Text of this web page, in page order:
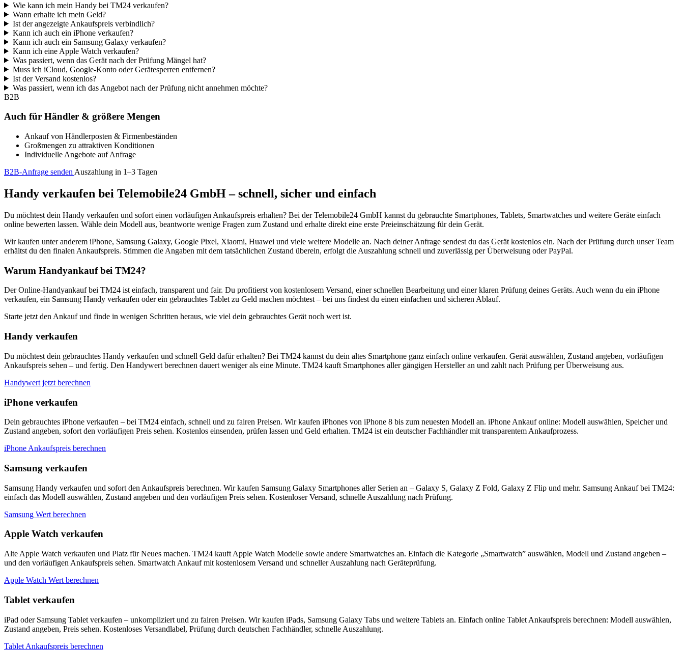
Wie kann ich mein Handy bei TM24 verkaufen?
Wann erhalte ich mein Geld?
Ist der angezeigte Ankaufspreis verbindlich?
Kann ich auch ein iPhone verkaufen?
Kann ich auch ein Samsung Galaxy verkaufen?
Kann ich eine Apple Watch verkaufen?
Was passiert, wenn das Gerät nach der Prüfung Mängel hat?
Muss ich iCloud, Google-Konto oder Gerätesperren entfernen?
Ist der Versand kostenlos?
Was passiert, wenn ich das Angebot nach der Prüfung nicht annehmen möchte?
B2B
Auch für Händler & größere Mengen
Ankauf von Händlerposten & Firmenbeständen
Großmengen zu attraktiven Konditionen
Individuelle Angebote auf Anfrage
B2B-Anfrage senden Auszahlung in 1–3 Tagen
Handy verkaufen bei Telemobile24 GmbH – schnell, sicher und einfach
Du möchtest dein Handy verkaufen und sofort einen vorläufigen Ankaufspreis erhalten? Bei der Telemobile24 GmbH kannst du gebrauchte Smartphones, Tablets, Smartwatches und weitere Geräte einfach
online bewerten lassen. Wähle dein Modell aus, beantworte wenige Fragen zum Zustand und erhalte direkt eine erste Preieinschätzung für dein Gerät.
Wir kaufen unter anderem iPhone, Samsung Galaxy, Google Pixel, Xiaomi, Huawei und viele weitere Modelle an. Nach deiner Anfrage sendest du das Gerät kostenlos ein. Nach der Prüfung durch unser Team
erhältst du den finalen Ankaufspreis. Stimmen die Angaben mit dem tatsächlichen Zustand überein, erfolgt die Auszahlung schnell und zuverlässig per Überweisung oder PayPal.
Warum Handyankauf bei TM24?
Der Online-Handyankauf bei TM24 ist einfach, transparent und fair. Du profitierst von kostenlosem Versand, einer schnellen Bearbeitung und einer klaren Prüfung deines Geräts. Auch wenn du ein iPhone
verkaufen, ein Samsung Handy verkaufen oder ein gebrauchtes Tablet zu Geld machen möchtest – bei uns findest du einen einfachen und sicheren Ablauf.
Starte jetzt den Ankauf und finde in wenigen Schritten heraus, wie viel dein gebrauchtes Gerät noch wert ist.
Handy verkaufen
Du möchtest dein gebrauchtes Handy verkaufen und schnell Geld dafür erhalten? Bei TM24 kannst du dein altes Smartphone ganz einfach online verkaufen. Gerät auswählen, Zustand angeben, vorläufigen
Ankaufspreis sehen – und fertig. Den Handywert berechnen dauert weniger als eine Minute. TM24 kauft Smartphones aller gängigen Hersteller an und zahlt nach Prüfung per Überweisung aus.
Handywert jetzt berechnen
iPhone verkaufen
Dein gebrauchtes iPhone verkaufen – bei TM24 einfach, schnell und zu fairen Preisen. Wir kaufen iPhones von iPhone 8 bis zum neuesten Modell an. iPhone Ankauf online: Modell auswählen, Speicher und
Zustand angeben, sofort den vorläufigen Preis sehen. Kostenlos einsenden, prüfen lassen und Geld erhalten. TM24 ist ein deutscher Fachhändler mit transparentem Ankaufprozess.
iPhone Ankaufspreis berechnen
Samsung verkaufen
Samsung Handy verkaufen und sofort den Ankaufspreis berechnen. Wir kaufen Samsung Galaxy Smartphones aller Serien an – Galaxy S, Galaxy Z Fold, Galaxy Z Flip und mehr. Samsung Ankauf bei TM24:
einfach das Modell auswählen, Zustand angeben und den vorläufigen Preis sehen. Kostenloser Versand, schnelle Auszahlung nach Prüfung.
Samsung Wert berechnen
Apple Watch verkaufen
Alte Apple Watch verkaufen und Platz für Neues machen. TM24 kauft Apple Watch Modelle sowie andere Smartwatches an. Einfach die Kategorie „Smartwatch” auswählen, Modell und Zustand angeben –
und den vorläufigen Ankaufspreis sehen. Smartwatch Ankauf mit kostenlosem Versand und schneller Auszahlung nach Geräteprüfung.
Apple Watch Wert berechnen
Tablet verkaufen
iPad oder Samsung Tablet verkaufen – unkompliziert und zu fairen Preisen. Wir kaufen iPads, Samsung Galaxy Tabs und weitere Tablets an. Einfach online Tablet Ankaufspreis berechnen: Modell auswählen,
Zustand angeben, Preis sehen. Kostenloses Versandlabel, Prüfung durch deutschen Fachhändler, schnelle Auszahlung.
Tablet Ankaufspreis berechnen